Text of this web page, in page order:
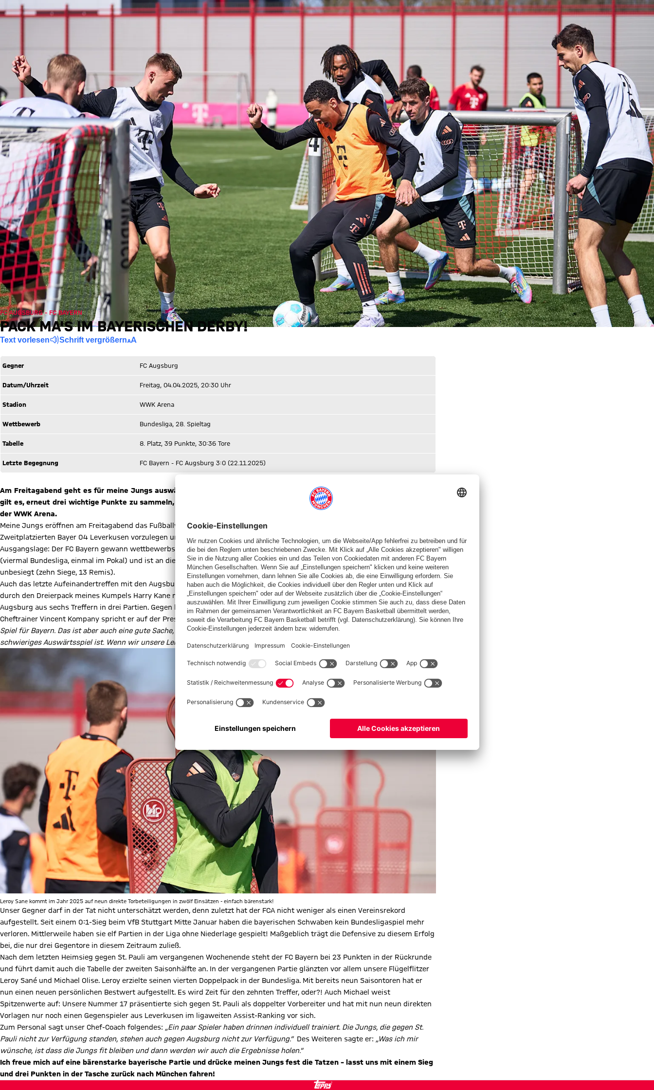
FC AUGSBURG - FC BAYERN
PACK MA'S IM BAYERISCHEN DERBY!
Text vorlesen Schrift vergrößern
Gegner FC Augsburg
Datum/Uhrzeit Freitag, 04.04.2025, 20:30 Uhr
Stadion WWK Arena
Wettbewerb Bundesliga, 28. Spieltag
Tabelle 8. Platz, 39 Punkte, 30:36 Tore
Letzte Begegnung FC Bayern - FC Augsburg 3:0 (22.11.2025)
Am Freitagabend geht es für meine Jungs auswärts zum FC Augsburg. Nach dem erfolgreichen Heimspiel gegen St. Pauli
gilt es, erneut drei wichtige Punkte zu sammeln, um die Tabellenführung weiter auszubauen. Der Ball rollt ab 20.30 Uhr in
der WWK Arena.
Meine Jungs eröffnen am Freitagabend das Fußballwochenende und es liegt an ihnen, im Meisterrennen gegen den
Zweitplatzierten Bayer 04 Leverkusen vorzulegen und somit den Druck auf die Konkurrenz zu erhöhen. Sicher ist ihnen eine gute
Ausgangslage: Der FC Bayern gewann wettbewerbsübergreifend bislang alle fünf Freitagspartien in der laufenden Saison
(viermal Bundesliga, einmal im Pokal) und ist an diesem Wochentag seit über zweieinhalb Jahren beziehungsweise 13 Partien
unbesiegt (zehn Siege, 13 Remis).
Auch das letzte Aufeinandertreffen mit den Augsburgern fand an einem Freitagabend statt. An diesem Tag gewann das Team
durch den Dreierpack meines Kumpels Harry Kane mit 3:0. Somit erhöhte unsere Nummer neun seine Torausbeute gegen
Augsburg aus sechs Treffern in drei Partien. Gegen keinen anderen Bundesligisten traf er so oft – einfach bärenstark!
Cheftrainer Vincent Kompany spricht er auf der Pressekonferenz über die anstehende Partie: „Es ist traditionell kein einfaches
Spiel für Bayern. Das ist aber auch eine gute Sache, weil der Fokus der Mannschaft direkt da ist, weil jeder weiß, dass es ein
schwieriges Auswärtsspiel ist. Wenn wir unsere Leistung bringen, können wir auch dort Punkte holen.“
Leroy Sane kommt im Jahr 2025 auf neun direkte Torbeteiligungen in zwölf Einsätzen - einfach bärenstark!
Unser Gegner darf in der Tat nicht unterschätzt werden, denn zuletzt hat der FCA nicht weniger als einen Vereinsrekord
aufgestellt. Seit einem 0:1-Sieg beim VfB Stuttgart Mitte Januar haben die bayerischen Schwaben kein Bundesligaspiel mehr
verloren. Mittlerweile haben sie elf Partien in der Liga ohne Niederlage gespielt! Maßgeblich trägt die Defensive zu diesem Erfolg
bei, die nur drei Gegentore in diesem Zeitraum zuließ.
Nach dem letzten Heimsieg gegen St. Pauli am vergangenen Wochenende steht der FC Bayern bei 23 Punkten in der Rückrunde
und führt damit auch die Tabelle der zweiten Saisonhälfte an. In der vergangenen Partie glänzten vor allem unsere Flügelflitzer
Leroy Sané und Michael Olise. Leroy erzielte seinen vierten Doppelpack in der Bundesliga. Mit bereits neun Saisontoren hat er
nun einen neuen persönlichen Bestwert aufgestellt. Es wird Zeit für den zehnten Treffer, oder?! Auch Michael weist
Spitzenwerte auf: Unsere Nummer 17 präsentierte sich gegen St. Pauli als doppelter Vorbereiter und hat mit nun neun direkten
Vorlagen nur noch einen Gegenspieler aus Leverkusen im ligaweiten Assist-Ranking vor sich.
Zum Personal sagt unser Chef-Coach folgendes: „Ein paar Spieler haben drinnen individuell trainiert. Die Jungs, die gegen St.
Pauli nicht zur Verfügung standen, stehen auch gegen Augsburg nicht zur Verfügung.“Des Weiteren sagte er: „Was ich mir
wünsche, ist dass die Jungs fit bleiben und dann werden wir auch die Ergebnisse holen.“
Ich freue mich auf eine bärenstarke bayerische Partie und drücke meinen Jungs fest die Tatzen – lasst uns mit einem Sieg
und drei Punkten in der Tasche zurück nach München fahren!